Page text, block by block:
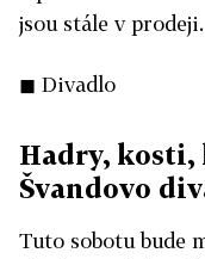
jsou stále v prodeji.
◼ Divadlo
Hadry, kosti,
Švandovo
Tuto sobotu bude